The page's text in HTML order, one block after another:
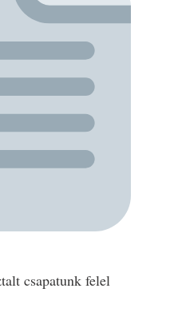
csapatunk felel